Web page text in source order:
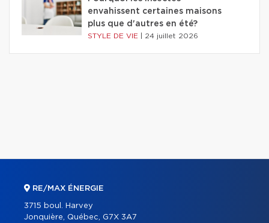
envahissent certaines maisons
plus que d'autres en été?
STYLE DE VIE 24 juillet 2026
RE/MAX ÉNERGIE
3715 boul. Harvey
Jonquière, Québec, G7X 3A7